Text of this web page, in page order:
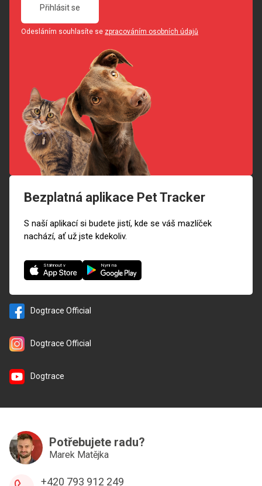
Přihlásit se
Odesláním souhlasíte se zpracováním osobních údajů
Bezplatná aplikace Pet Tracker
S naší aplikací si budete jistí, kde se váš mazlíček
nachází, ať už jste kdekoliv.
Stáhnout v Nyní na
Dogtrace Official
Dogtrace Official
Dogtrace
Potřebujete radu?
Marek Matějka
+420 793 912 249